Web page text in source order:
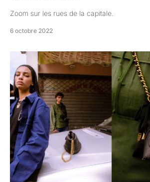
Zoom sur les rues de la capitale.
6 octobre 2022